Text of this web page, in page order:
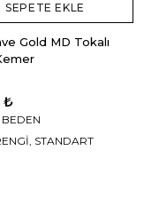
SEPETE EKLE
Gold MD Tokalı
₺
BEDEN
STANDART